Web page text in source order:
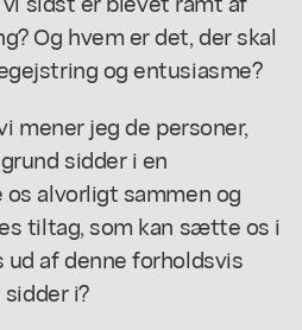
Og hvem er det, der skal
og entusiasme?
mener jeg de personer,
sidder i en
alvorligt sammen og
tiltag, som kan sætte os i
af denne forholdsvis
i?